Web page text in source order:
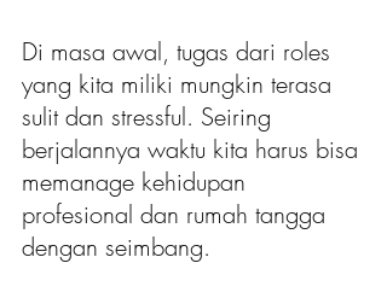
Di masa awal, tugas dari roles
yang kita miliki mungkin terasa
sulit dan stressful. Seiring
berjalannya waktu kita harus bisa
memanage kehidupan
profesional dan rumah tangga
dengan seimbang.